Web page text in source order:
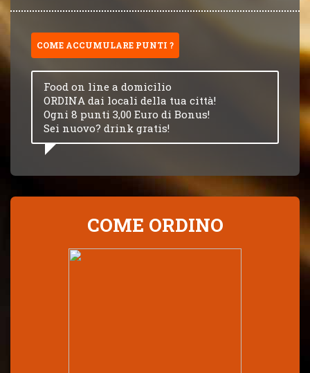
COME ACCUMULARE PUNTI ?
Food on line a domicilio
ORDINA dai locali della tua città!
Ogni 8 punti 3,00 Euro di Bonus!
Sei nuovo? drink gratis!
COME ORDINO